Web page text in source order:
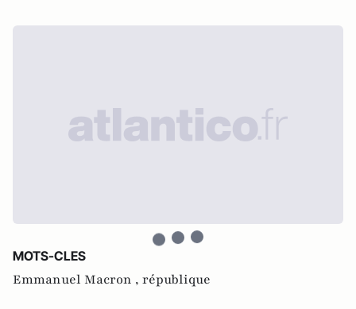
MOTS-CLES
Emmanuel Macron , république